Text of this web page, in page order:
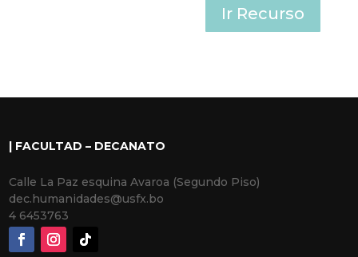
Ir Recurso
| FACULTAD – DECANATO
Calle La Paz esquina Avaroa (Segundo Piso)
dec.humanidades@usfx.bo
4 6453763